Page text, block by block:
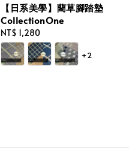
【日系美學】藺草腳踏墊
CollectionOne
Regular
price
NT$ 1,280
+2